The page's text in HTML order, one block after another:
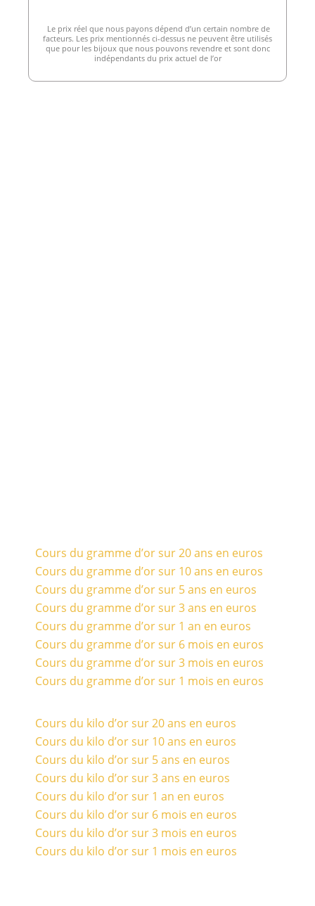
Le prix réel que nous payons dépend d’un certain nombre de
facteurs. Les prix mentionnés ci-dessus ne peuvent être utilisés
que pour les bijoux que nous pouvons revendre et sont donc
indépendants du prix actuel de l’or
Cours du gramme d’or sur 20 ans en euros
Cours du gramme d’or sur 10 ans en euros
Cours du gramme d’or sur 5 ans en euros
Cours du gramme d’or sur 3 ans en euros
Cours du gramme d’or sur 1 an en euros
Cours du gramme d’or sur 6 mois en euros
Cours du gramme d’or sur 3 mois en euros
Cours du gramme d’or sur 1 mois en euros
Cours du kilo d’or sur 20 ans en euros
Cours du kilo d’or sur 10 ans en euros
Cours du kilo d’or sur 5 ans en euros
Cours du kilo d’or sur 3 ans en euros
Cours du kilo d’or sur 1 an en euros
Cours du kilo d’or sur 6 mois en euros
Cours du kilo d’or sur 3 mois en euros
Cours du kilo d’or sur 1 mois en euros